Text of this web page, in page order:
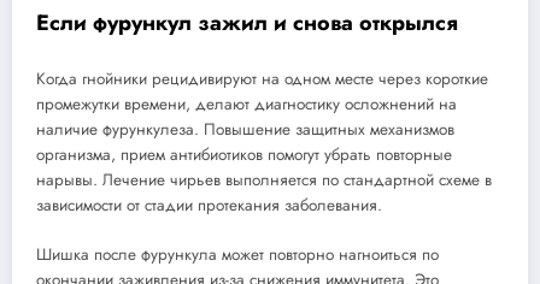
Если фурункул зажил и снова открылся
Когда гнойники рецидивируют на одном месте через короткие
промежутки времени, делают диагностику осложнений на
наличие фурункулеза. Повышение защитных механизмов
организма, прием антибиотиков помогут убрать повторные
нарывы. Лечение чирьев выполняется по стандартной схеме в
зависимости от стадии протекания заболевания.
Шишка после фурункула может повторно нагноиться по
окончании заживления из-за снижения иммунитета. Это